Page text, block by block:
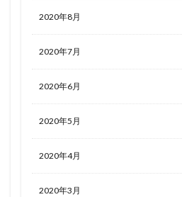
2020年8月
2020年7月
2020年6月
2020年5月
2020年4月
2020年3月